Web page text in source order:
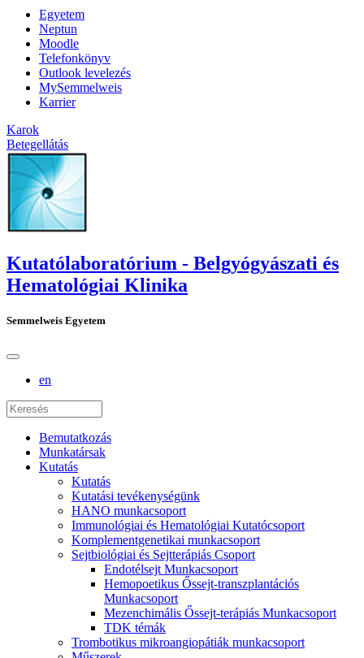
Egyetem
Neptun
Moodle
Telefonkönyv
Outlook levelezés
MySemmelweis
Karrier
Karok
Betegellátás
Kutatólaboratórium - Belgyógyászati és
Hematológiai Klinika
Semmelweis Egyetem
en
Bemutatkozás
Munkatársak
Kutatás
Kutatás
Kutatási tevékenységünk
HANO munkacsoport
Immunológiai és Hematológiai Kutatócsoport
Komplementgenetikai munkacsoport
Sejtbiológiai és Sejtterápiás Csoport
Endotélsejt Munkacsoport
Hemopoetikus Őssejt-transzplantációs
Munkacsoport
Mezenchimális Őssejt-terápiás Munkacsoport
TDK témák
Trombotikus mikroangiopátiák munkacsoport